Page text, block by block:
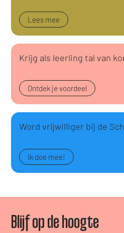
Lees mee
Krijg als leerling tal van
Ontdek je voordeel
Word vrijwilliger bij de
Ik doe mee!
Blijf op de hoogte